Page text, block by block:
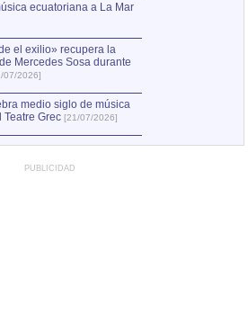
ecuatoriana a La Mar
el exilio» recupera la
Mercedes Sosa durante
07/2026]
medio siglo de música
Grec [21/07/2026]
PUBLICIDAD